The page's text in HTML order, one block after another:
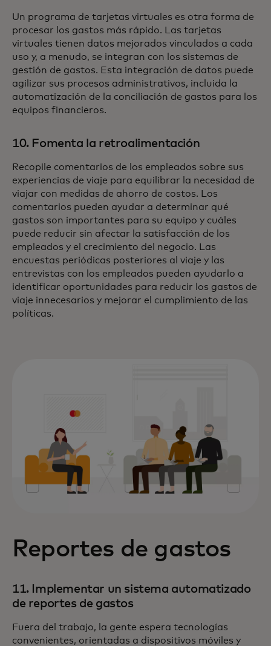
Un programa de tarjetas virtuales es otra forma de
procesar los gastos más rápido. Las tarjetas
virtuales tienen datos mejorados vinculados a cada
uso y, a menudo, se integran con los sistemas de
gestión de gastos. Esta integración de datos puede
agilizar sus procesos administrativos, incluida la
automatización de la conciliación de gastos para los
equipos financieros.
10. Fomenta la retroalimentación
Recopile comentarios de los empleados sobre sus
experiencias de viaje para equilibrar la necesidad de
viajar con medidas de ahorro de costos. Los
comentarios pueden ayudar a determinar qué
gastos son importantes para su equipo y cuáles
puede reducir sin afectar la satisfacción de los
empleados y el crecimiento del negocio. Las
encuestas periódicas posteriores al viaje y las
entrevistas con los empleados pueden ayudarlo a
identificar oportunidades para reducir los gastos de
viaje innecesarios y mejorar el cumplimiento de las
políticas.
Reportes de gastos
11. Implementar un sistema automatizado
de reportes de gastos
Fuera del trabajo, la gente espera tecnologías
convenientes, orientadas a dispositivos móviles y